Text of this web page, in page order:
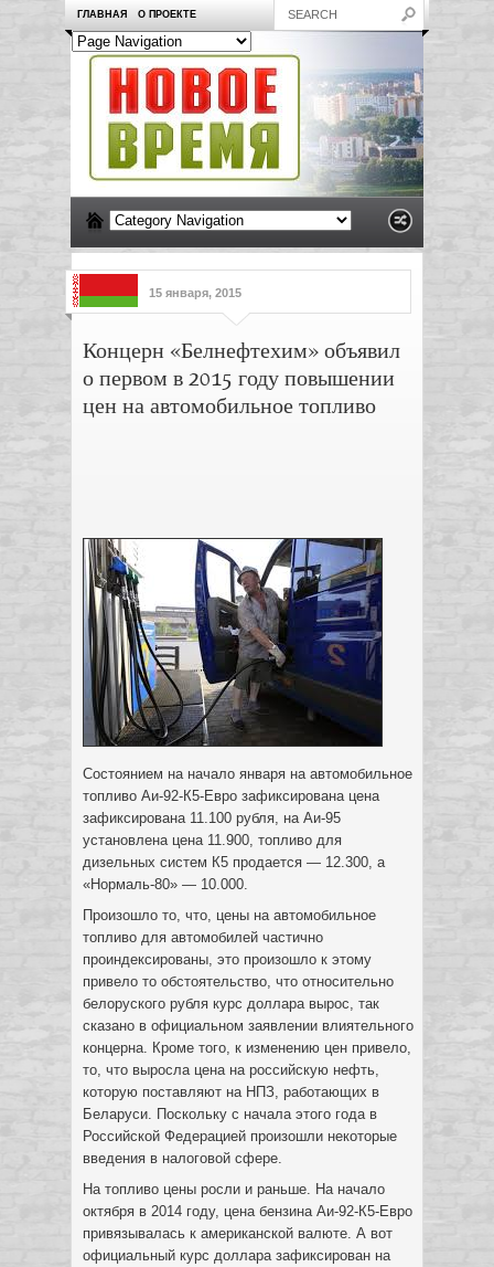
ГЛАВНАЯ О ПРОЕКТЕ
15 января, 2015
Концерн «Белнефтехим» объявил
о первом в 2015 году повышении
цен на автомобильное топливо
Состоянием на начало января на автомобильное
топливо Аи-92-К5-Евро зафиксирована цена
зафиксирована 11.100 рубля, на Аи-95
установлена цена 11.900, топливо для
дизельных систем К5 продается — 12.300, а
«Нормаль-80» — 10.000.
Произошло то, что, цены на автомобильное
топливо для автомобилей частично
проиндексированы, это произошло к этому
привело то обстоятельство, что относительно
белоруского рубля курс доллара вырос, так
сказано в официальном заявлении влиятельного
концерна. Кроме того, к изменению цен привело,
то, что выросла цена на российскую нефть,
которую поставляют на НПЗ, работающих в
Беларуси. Поскольку с начала этого года в
Российской Федерацией произошли некоторые
введения в налоговой сфере.
На топливо цены росли и раньше. На начало
октября в 2014 году, цена бензина Аи-92-К5-Евро
привязывалась к американской валюте. А вот
официальный курс доллара зафиксирован на